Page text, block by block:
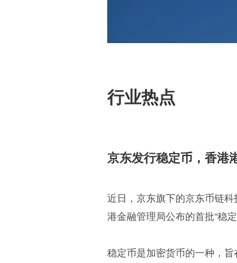
行业热点
京东发行稳定币，香港
近日，京东旗下的京东币链
港金融管理局公布的首批“稳
稳定币是加密货币的一种，